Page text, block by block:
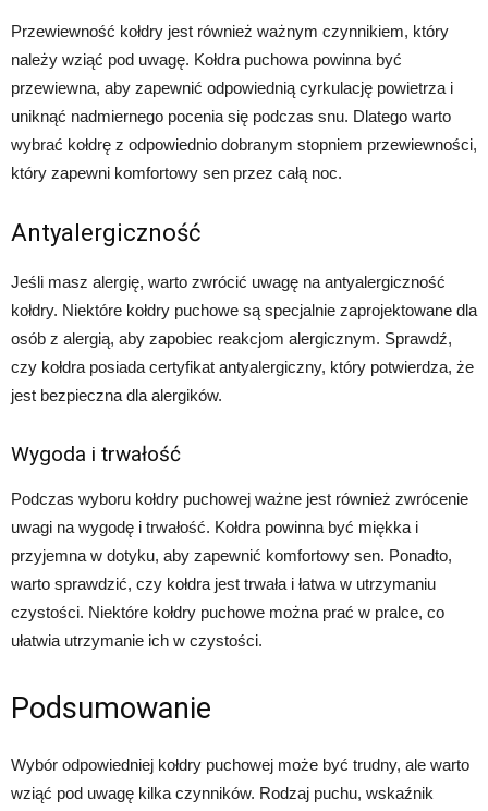
Przewiewność kołdry jest również ważnym czynnikiem, który
należy wziąć pod uwagę. Kołdra puchowa powinna być
przewiewna, aby zapewnić odpowiednią cyrkulację powietrza i
uniknąć nadmiernego pocenia się podczas snu. Dlatego warto
wybrać kołdrę z odpowiednio dobranym stopniem przewiewności,
który zapewni komfortowy sen przez całą noc.
Antyalergiczność
Jeśli masz alergię, warto zwrócić uwagę na antyalergiczność
kołdry. Niektóre kołdry puchowe są specjalnie zaprojektowane dla
osób z alergią, aby zapobiec reakcjom alergicznym. Sprawdź,
czy kołdra posiada certyfikat antyalergiczny, który potwierdza, że
jest bezpieczna dla alergików.
Wygoda i trwałość
Podczas wyboru kołdry puchowej ważne jest również zwrócenie
uwagi na wygodę i trwałość. Kołdra powinna być miękka i
przyjemna w dotyku, aby zapewnić komfortowy sen. Ponadto,
warto sprawdzić, czy kołdra jest trwała i łatwa w utrzymaniu
czystości. Niektóre kołdry puchowe można prać w pralce, co
ułatwia utrzymanie ich w czystości.
Podsumowanie
Wybór odpowiedniej kołdry puchowej może być trudny, ale warto
wziąć pod uwagę kilka czynników. Rodzaj puchu, wskaźnik